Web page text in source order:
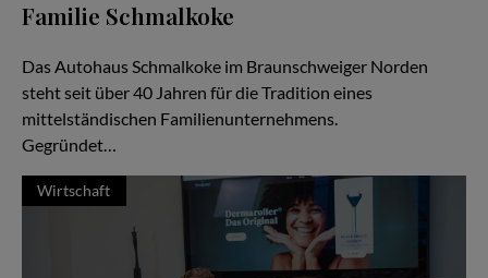
Familie Schmalkoke
Das Autohaus Schmalkoke im Braunschweiger Norden
steht seit über 40 Jahren für die Tradition eines
mittelständischen Familienunternehmens.
Gegründet…
Wirtschaft